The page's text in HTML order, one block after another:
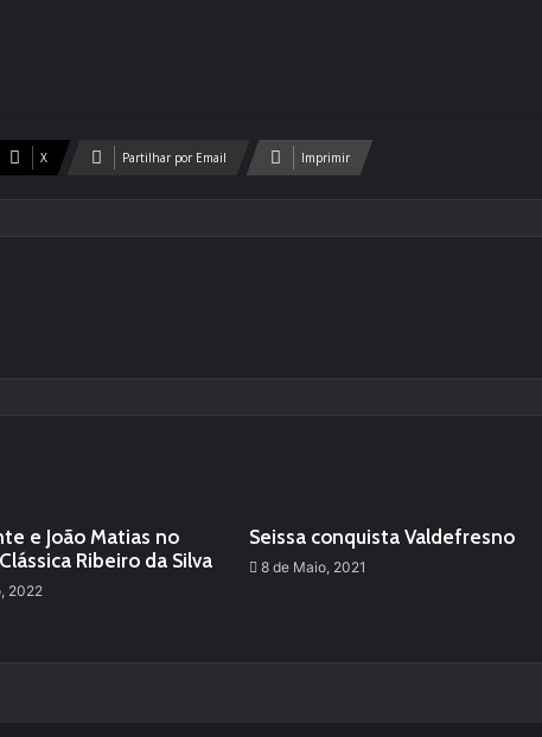
X Partilhar por Email Imprimir
e João Matias no
Ribeiro da Silva
2022
Seissa conquista Valdefresno
8 de Maio, 2021